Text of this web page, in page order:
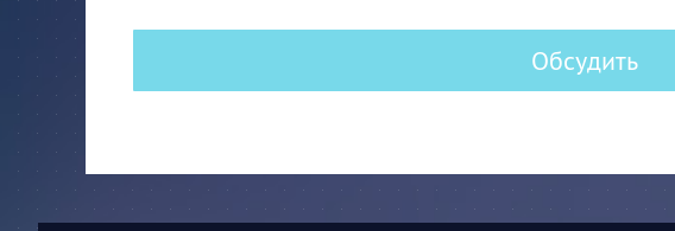
Обсудить